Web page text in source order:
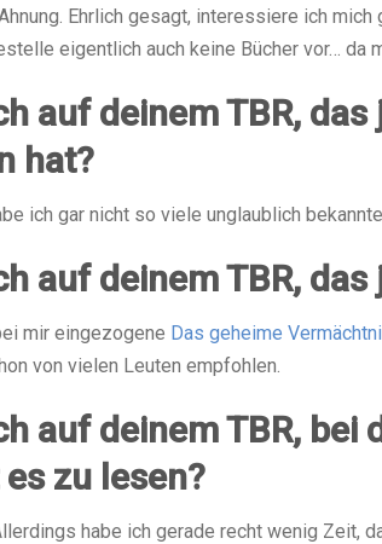
Ehrlich gesagt, interessiere ich
eigentlich auch keine Bücher vor…
auf deinem TBR,
hat?
ich gar nicht so viele unglaublich
auf deinem TBR,
mir eingezogene Das geheime
von vielen Leuten empfohlen.
auf deinem TBR,
zu lesen?
habe ich gerade recht wenig Zeit,